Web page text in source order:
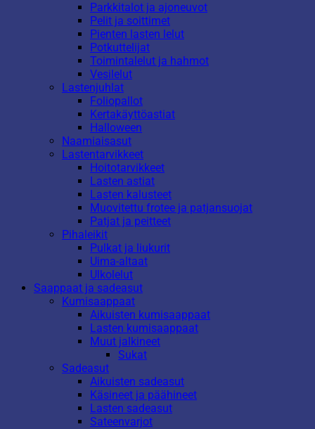
Parkkitalot ja ajoneuvot
Pelit ja soittimet
Pienten lasten lelut
Potkuttelijat
Toimintalelut ja hahmot
Vesilelut
Lastenjuhlat
Foliopallot
Kertakäyttöastiat
Halloween
Naamiaisasut
Lastentarvikkeet
Hoitotarvikkeet
Lasten astiat
Lasten kalusteet
Muovitettu frotee ja patjansuojat
Patjat ja peitteet
Pihaleikit
Pulkat ja liukurit
Uima-altaat
Ulkolelut
Saappaat ja sadeasut
Kumisaappaat
Aikuisten kumisaappaat
Lasten kumisaappaat
Muut jalkineet
Sukat
Sadeasut
Aikuisten sadeasut
Käsineet ja päähineet
Lasten sadeasut
Sateenvarjot